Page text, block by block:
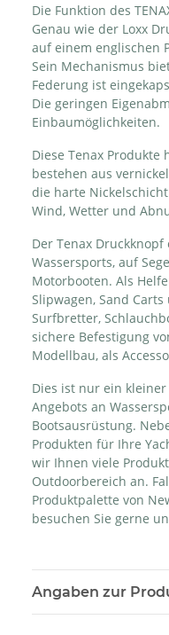
Die Funktion des
Genau wie der Loxx
auf einem englischen
Sein Mechanismus
Federung ist
Die geringen
Einbaumöglichkeiten.
Diese Tenax
bestehen aus
die harte
Wind, Wetter und
Der Tenax
Wassersports, auf
Motorbooten. Als
Slipwagen, Sand Carts
Surfbretter,
sichere Befestigung
Modellbau, als
Dies ist nur ein
Angebots an
Bootsausrüstung.
Produkten für Ihre
wir Ihnen viele
Outdoorbereich an.
Produktpalette von
besuchen Sie gerne
Angaben zur